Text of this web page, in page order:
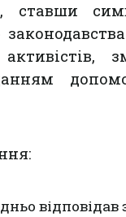
ставши
відповідав